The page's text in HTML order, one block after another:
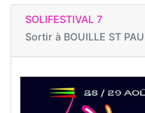
SOLIFESTIVAL 7
Sortir à BOUILLE ST